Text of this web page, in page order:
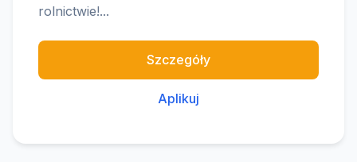
rolnictwie!...
Szczegóły
Aplikuj